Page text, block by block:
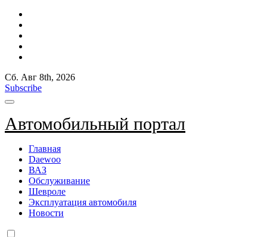
Сб. Авг 8th, 2026
Subscribe
Автомобильный портал
Главная
Daewoo
ВАЗ
Обслуживание
Шевроле
Эксплуатация автомобиля
Новости